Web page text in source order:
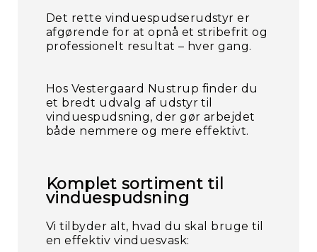
Det rette vinduespudserudstyr er
afgørende for at opnå et stribefrit og
professionelt resultat – hver gang.
Hos Vestergaard Nustrup finder du
et bredt udvalg af udstyr til
vinduespudsning, der gør arbejdet
både nemmere og mere effektivt.
Komplet sortiment til
vinduespudsning
Vi tilbyder alt, hvad du skal bruge til
en effektiv vinduesvask: